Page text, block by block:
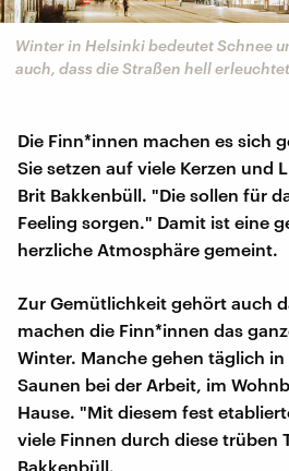
Winter in Helsinki bedeutet Schnee
auch, dass die Straßen hell
Die Finn*innen machen es sich
Sie setzen auf viele Kerzen und
Brit Bakkenbüll. "Die sollen für
Feeling sorgen." Damit ist eine
herzliche Atmosphäre gemeint.
Zur Gemütlichkeit gehört auch
machen die Finn*innen das
Winter. Manche gehen täglich in
Saunen bei der Arbeit, im
Hause. "Mit diesem fest
viele Finnen durch diese trüben
Bakkenbüll.